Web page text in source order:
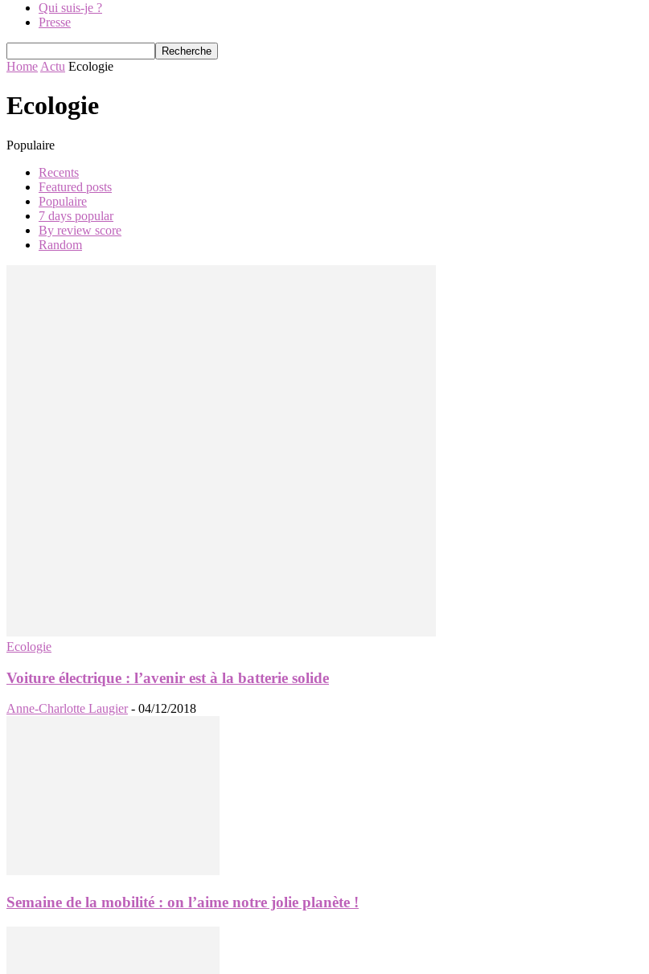
Qui suis-je ?
Presse
Home Actu Ecologie
Ecologie
Populaire
Recents
Featured posts
Populaire
7 days popular
By review score
Random
Ecologie
Voiture électrique : l’avenir est à la batterie solide
Anne-Charlotte Laugier - 04/12/2018
Semaine de la mobilité : on l’aime notre jolie planète !